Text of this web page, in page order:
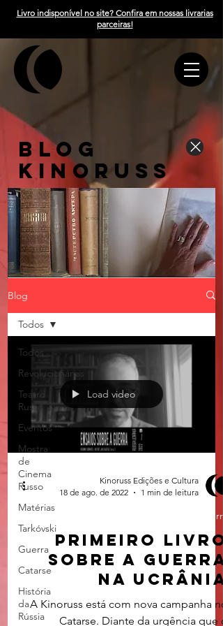
Livro indisponível no site? Confira em nossas livrarias
parceiras!
BLOG
KINORUSS
Blog
Todos
Revolucionárias
Teatro
Russo
Eventos
Mostra
de
Cinema
Russo
Matérias
Tarkóvski
Guerra
Catarse
História
da
Rússia
Todos
Load video
Kinoruss Edições e Cultura
18 de ago. de 2022
1 min de leitura
Guerra
Primeiro livro
sobre a guerra
na ucrânia
A Kinoruss está com nova campanha no
Catarse. Diante da urgência que o